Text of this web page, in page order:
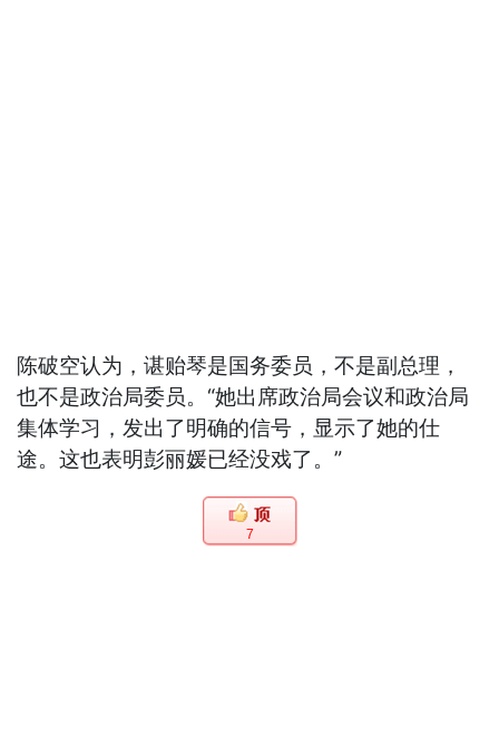
陈破空认为，谌贻琴是国务委员，不是副总理，
也不是政治局委员。“她出席政治局会议和政治局
集体学习，发出了明确的信号，显示了她的仕
途。这也表明彭丽媛已经没戏了。”
7